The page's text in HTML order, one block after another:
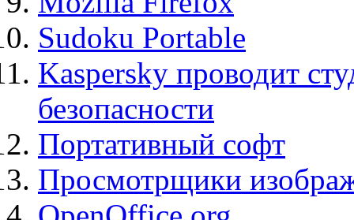
Sudoku Portable
Kaspersky проводит
безопасности
Портативный софт
Просмотрщики